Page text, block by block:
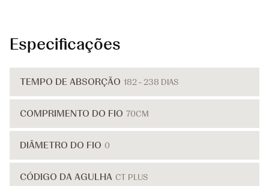
Especificações
TEMPO DE ABSORÇÃO 182 - 238 DIAS
COMPRIMENTO DO FIO 70CM
DIÂMETRO DO FIO 0
CÓDIGO DA AGULHA CT PLUS